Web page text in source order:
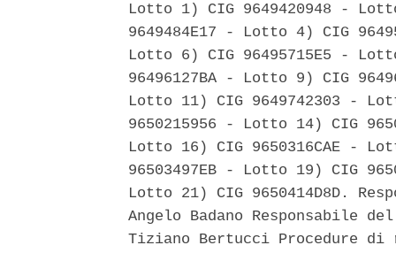
Lotto 1) CIG 9649420948 -
9649484E17 - Lotto 4) CIG
Lotto 6) CIG 96495715E5 -
96496127BA - Lotto 9) CIG
Lotto 11) CIG 9649742303 -
9650215956 - Lotto 14) CIG
Lotto 16) CIG 9650316CAE -
96503497EB - Lotto 19) CIG
Lotto 21) CIG 9650414D8D.
Angelo Badano Responsabile
Tiziano Bertucci Procedure